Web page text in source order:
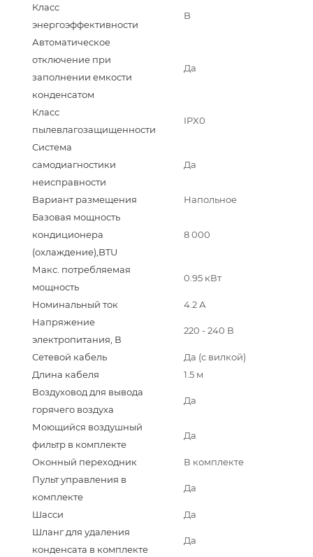
Класс
энергоэффективности
B
Автоматическое
отключение при
заполнении емкости
конденсатом
Да
Класс
пылевлагозащищенности
IPX0
Система
самодиагностики
неисправности
Да
Вариант размещения
Напольное
Базовая мощность
кондиционера
(охлаждение),BTU
8 000
Макс. потребляемая
мощность
0.95 кВт
Номинальный ток
4.2 А
Напряжение
электропитания, В
220 - 240 В
Сетевой кабель
Да (с вилкой)
Длина кабеля
1.5 м
Воздуховод для вывода
горячего воздуха
Да
Моющийся воздушный
фильтр в комплекте
Да
Оконный переходник
В комплекте
Пульт управления в
комплекте
Да
Шасси
Да
Шланг для удаления
конденсата в комплекте
Да